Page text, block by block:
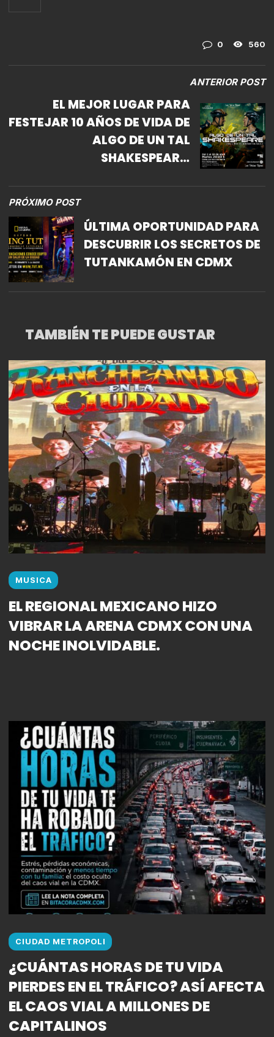
0 560
ANTERIOR POST
EL MEJOR LUGAR PARA
FESTEJAR 10 AÑOS DE VIDA DE
ALGO DE UN TAL
SHAKESPEARE,
PRÓXIMO POST
ÚLTIMA OPORTUNIDAD PARA
DESCUBRIR LOS SECRETOS DE
TUTANKAMÓN EN CDMX
TAMBIÉN TE PUEDE GUSTAR
MUSICA
EL REGIONAL MEXICANO HIZO
VIBRAR LA ARENA CDMX CON UNA
NOCHE INOLVIDABLE.
CIUDAD METROPOLI
¿CUÁNTAS HORAS DE TU VIDA
PIERDES EN EL TRÁFICO? ASÍ AFECTA
EL CAOS VIAL A MILLONES DE
CAPITALINOS